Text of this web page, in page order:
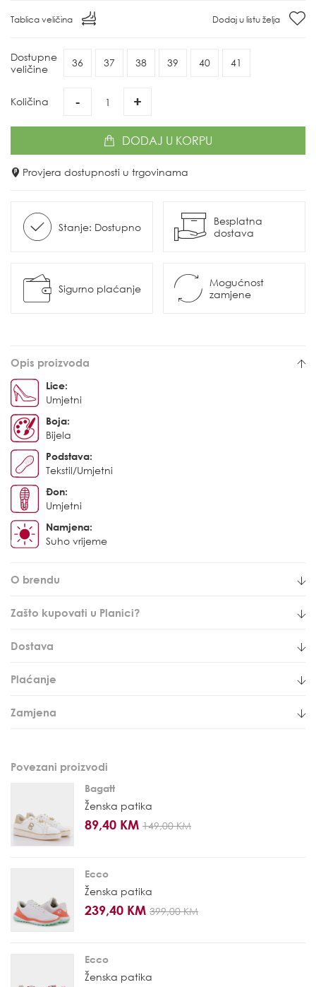
Tablica veličina Dodaj u listu želja
Dostupne
veličine
36 37 38 39 40 41
Količina - +
DODAJ U KORPU
Provjera dostupnosti u trgovinama
Stanje: Dostupno
Besplatna
dostava
Sigurno plaćanje
Mogućnost
zamjene
Opis proizvoda
Lice:
Umjetni
Boja:
Bijela
Podstava:
Tekstil/Umjetni
Đon:
Umjetni
Namjena:
Suho vrijeme
O brendu
Zašto kupovati u Planici?
Dostava
Plaćanje
Zamjena
Povezani proizvodi
Bagatt
Ženska patika
89,40 KM 149,00 KM
Ecco
Ženska patika
239,40 KM 399,00 KM
Ecco
Ženska patika